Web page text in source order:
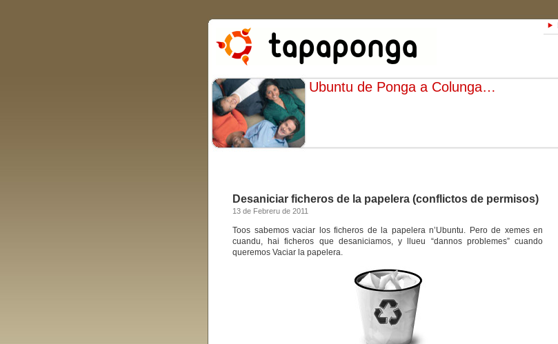
Ubuntu de Ponga a Colunga…
Desaniciar ficheros de la papelera (conflictos de permisos)
13 de Febreru de 2011
Toos sabemos vaciar los ficheros de la papelera n’Ubuntu. Pero de xemes en
cuandu, hai ficheros que desaniciamos, y llueu “dannos problemes” cuando
queremos Vaciar la papelera.